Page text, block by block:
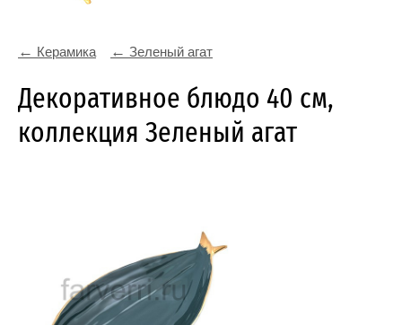
Керамика Зеленый агат
Декоративное блюдо 40 см,
коллекция Зеленый агат